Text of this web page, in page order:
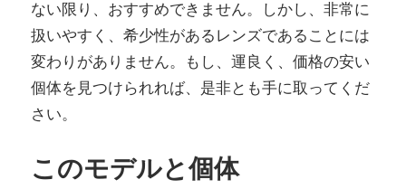
ない限り、おすすめできません。しかし、非常に
扱いやすく、希少性があるレンズであることには
変わりがありません。もし、運良く、価格の安い
個体を見つけられれば、是非とも手に取ってくだ
さい。
このモデルと個体